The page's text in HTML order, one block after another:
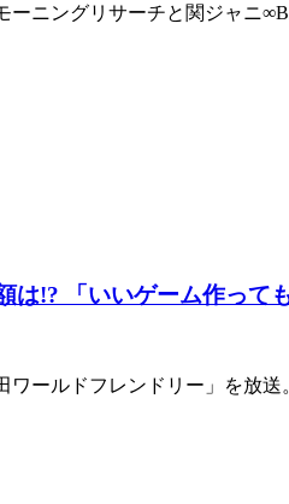
ニングリサーチと関ジャニ
!? 「いいゲーム作って
ールドフレンドリー」を放